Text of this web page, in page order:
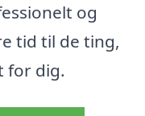
og
tid til de ting,
for dig.